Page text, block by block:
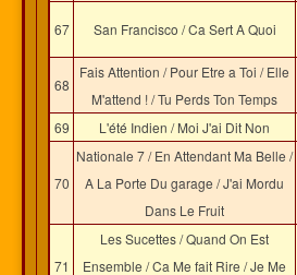
67 San Francisco / Ca Sert A Quoi
68
Fais Attention / Pour Etre a Toi / Elle
M'attend ! / Tu Perds Ton Temps
69 L'été Indien / Moi J'ai Dit Non
70
Nationale 7 / En Attendant Ma Belle /
A La Porte Du garage / J'ai Mordu
Dans Le Fruit
71
Les Sucettes / Quand On Est
Ensemble / Ca Me fait Rire / Je Me